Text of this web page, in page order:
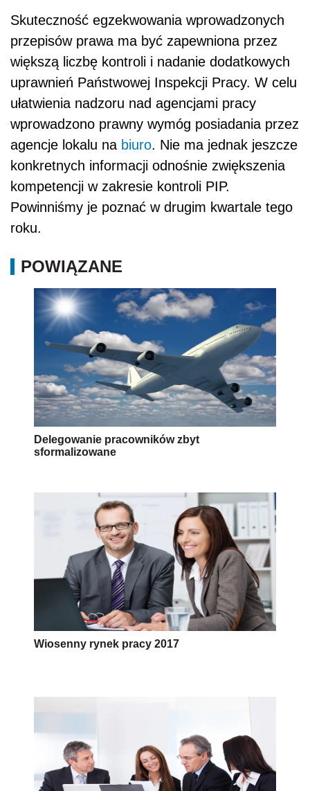
Skuteczność egzekwowania wprowadzonych
przepisów prawa ma być zapewniona przez
większą liczbę kontroli i nadanie dodatkowych
uprawnień Państwowej Inspekcji Pracy. W celu
ułatwienia nadzoru nad agencjami pracy
wprowadzono prawny wymóg posiadania przez
agencje lokalu na biuro. Nie ma jednak jeszcze
konkretnych informacji odnośnie zwiększenia
kompetencji w zakresie kontroli PIP.
Powinniśmy je poznać w drugim kwartale tego
roku.
POWIĄZANE
Delegowanie pracowników zbyt
sformalizowane
Wiosenny rynek pracy 2017